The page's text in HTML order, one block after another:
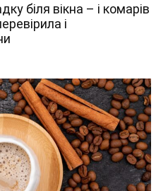
біля вікна – і комарів
і